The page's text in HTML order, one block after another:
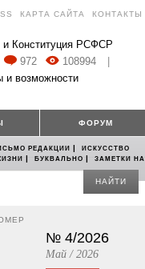
КАРТА САЙТА КОНТАКТЫ
и Конституция РСФСР
972 108994
и возможности
ФОРУМ
РЕДАКЦИИ |
ИСКУССТВО
| БУКВАЛЬНО |
ЗАМЕТКИ НА
НАЙТИ
№ 4/2026
Май / 2026